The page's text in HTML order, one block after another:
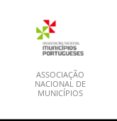
ASSOCIAÇÃO
NACIONAL DE
MUNICÍPIOS